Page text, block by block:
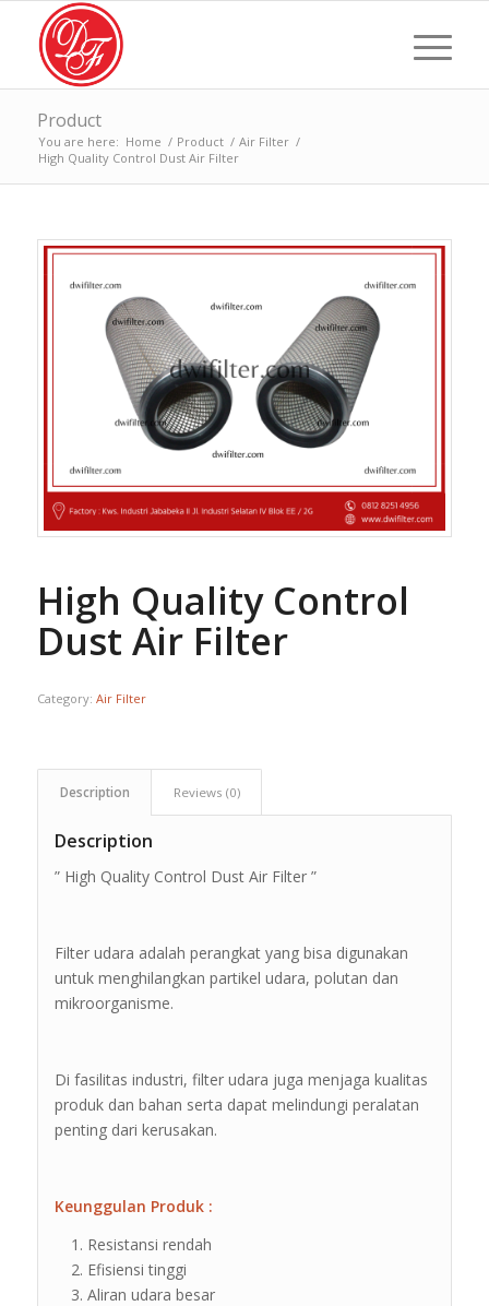
Product
You are here: Home / Product / Air Filter /
High Quality Control Dust Air Filter
High Quality Control
Dust Air Filter
Category: Air Filter
Description Reviews (0)
Description
” High Quality Control Dust Air Filter ”
Filter udara adalah perangkat yang bisa digunakan
untuk menghilangkan partikel udara, polutan dan
mikroorganisme.
Di fasilitas industri, filter udara juga menjaga kualitas
produk dan bahan serta dapat melindungi peralatan
penting dari kerusakan.
Keunggulan Produk :
Resistansi rendah
Efisiensi tinggi
Aliran udara besar